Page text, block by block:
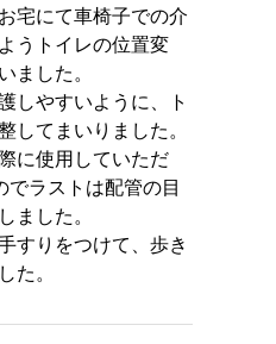
宅にて車椅子での介
うトイレの位置変
ました。
しやすいように、ト
してまいりました。
に使用していただ
ラストは配管の目
ました。
すりをつけて、歩き
た。